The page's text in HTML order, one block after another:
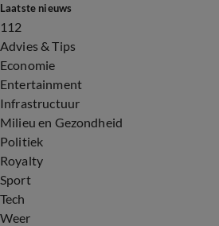
Laatste nieuws
112
Advies & Tips
Economie
Entertainment
Infrastructuur
Milieu en Gezondheid
Politiek
Royalty
Sport
Tech
Weer